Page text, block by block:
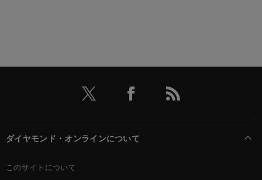
ダイヤモンド・オンラインについて
このサイトについて